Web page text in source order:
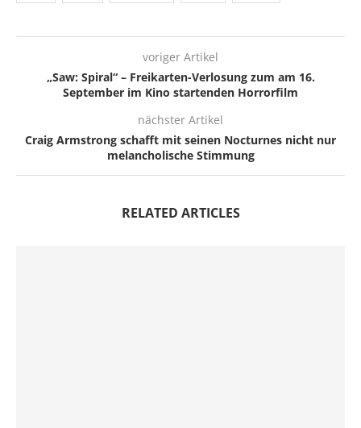
voriger Artikel
„Saw: Spiral“ – Freikarten-Verlosung zum am 16.
September im Kino startenden Horrorfilm
nächster Artikel
Craig Armstrong schafft mit seinen Nocturnes nicht nur
melancholische Stimmung
RELATED ARTICLES